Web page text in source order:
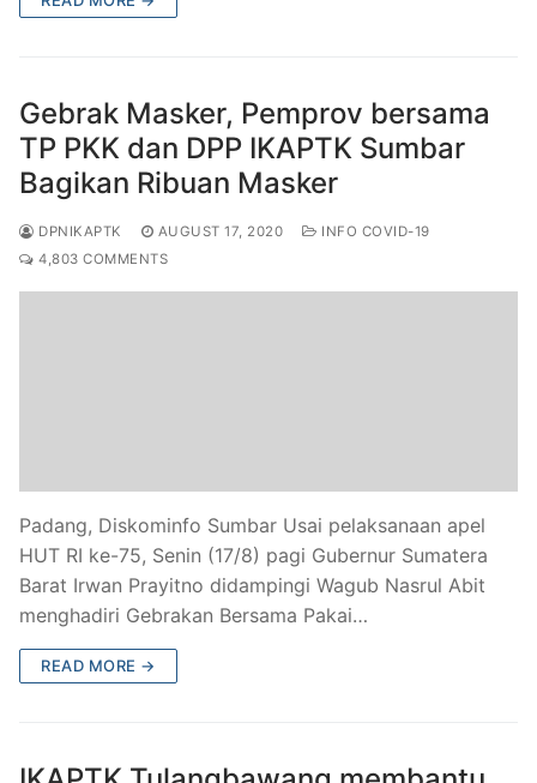
Gebrak Masker, Pemprov bersama
TP PKK dan DPP IKAPTK Sumbar
Bagikan Ribuan Masker
DPNIKAPTK AUGUST 17, 2020
INFO COVID-19
4,803 COMMENTS
Padang, Diskominfo Sumbar Usai pelaksanaan apel
HUT RI ke-75, Senin (17/8) pagi Gubernur Sumatera
Barat Irwan Prayitno didampingi Wagub Nasrul Abit
menghadiri Gebrakan Bersama Pakai…
READ MORE →